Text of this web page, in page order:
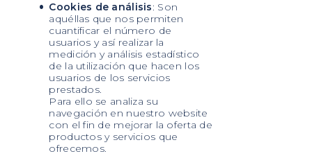
Cookies de análisis: Son
aquéllas que nos permiten
cuantificar el número de
usuarios y así realizar la
medición y análisis estadístico
de la utilización que hacen los
usuarios de los servicios
prestados.
Para ello se analiza su
navegación en nuestro website
con el fin de mejorar la oferta de
productos y servicios que
ofrecemos.